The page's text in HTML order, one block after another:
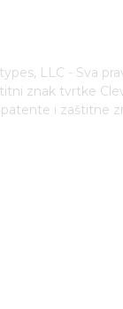
LLC - Sva
znak tvrtke
i zaštitne